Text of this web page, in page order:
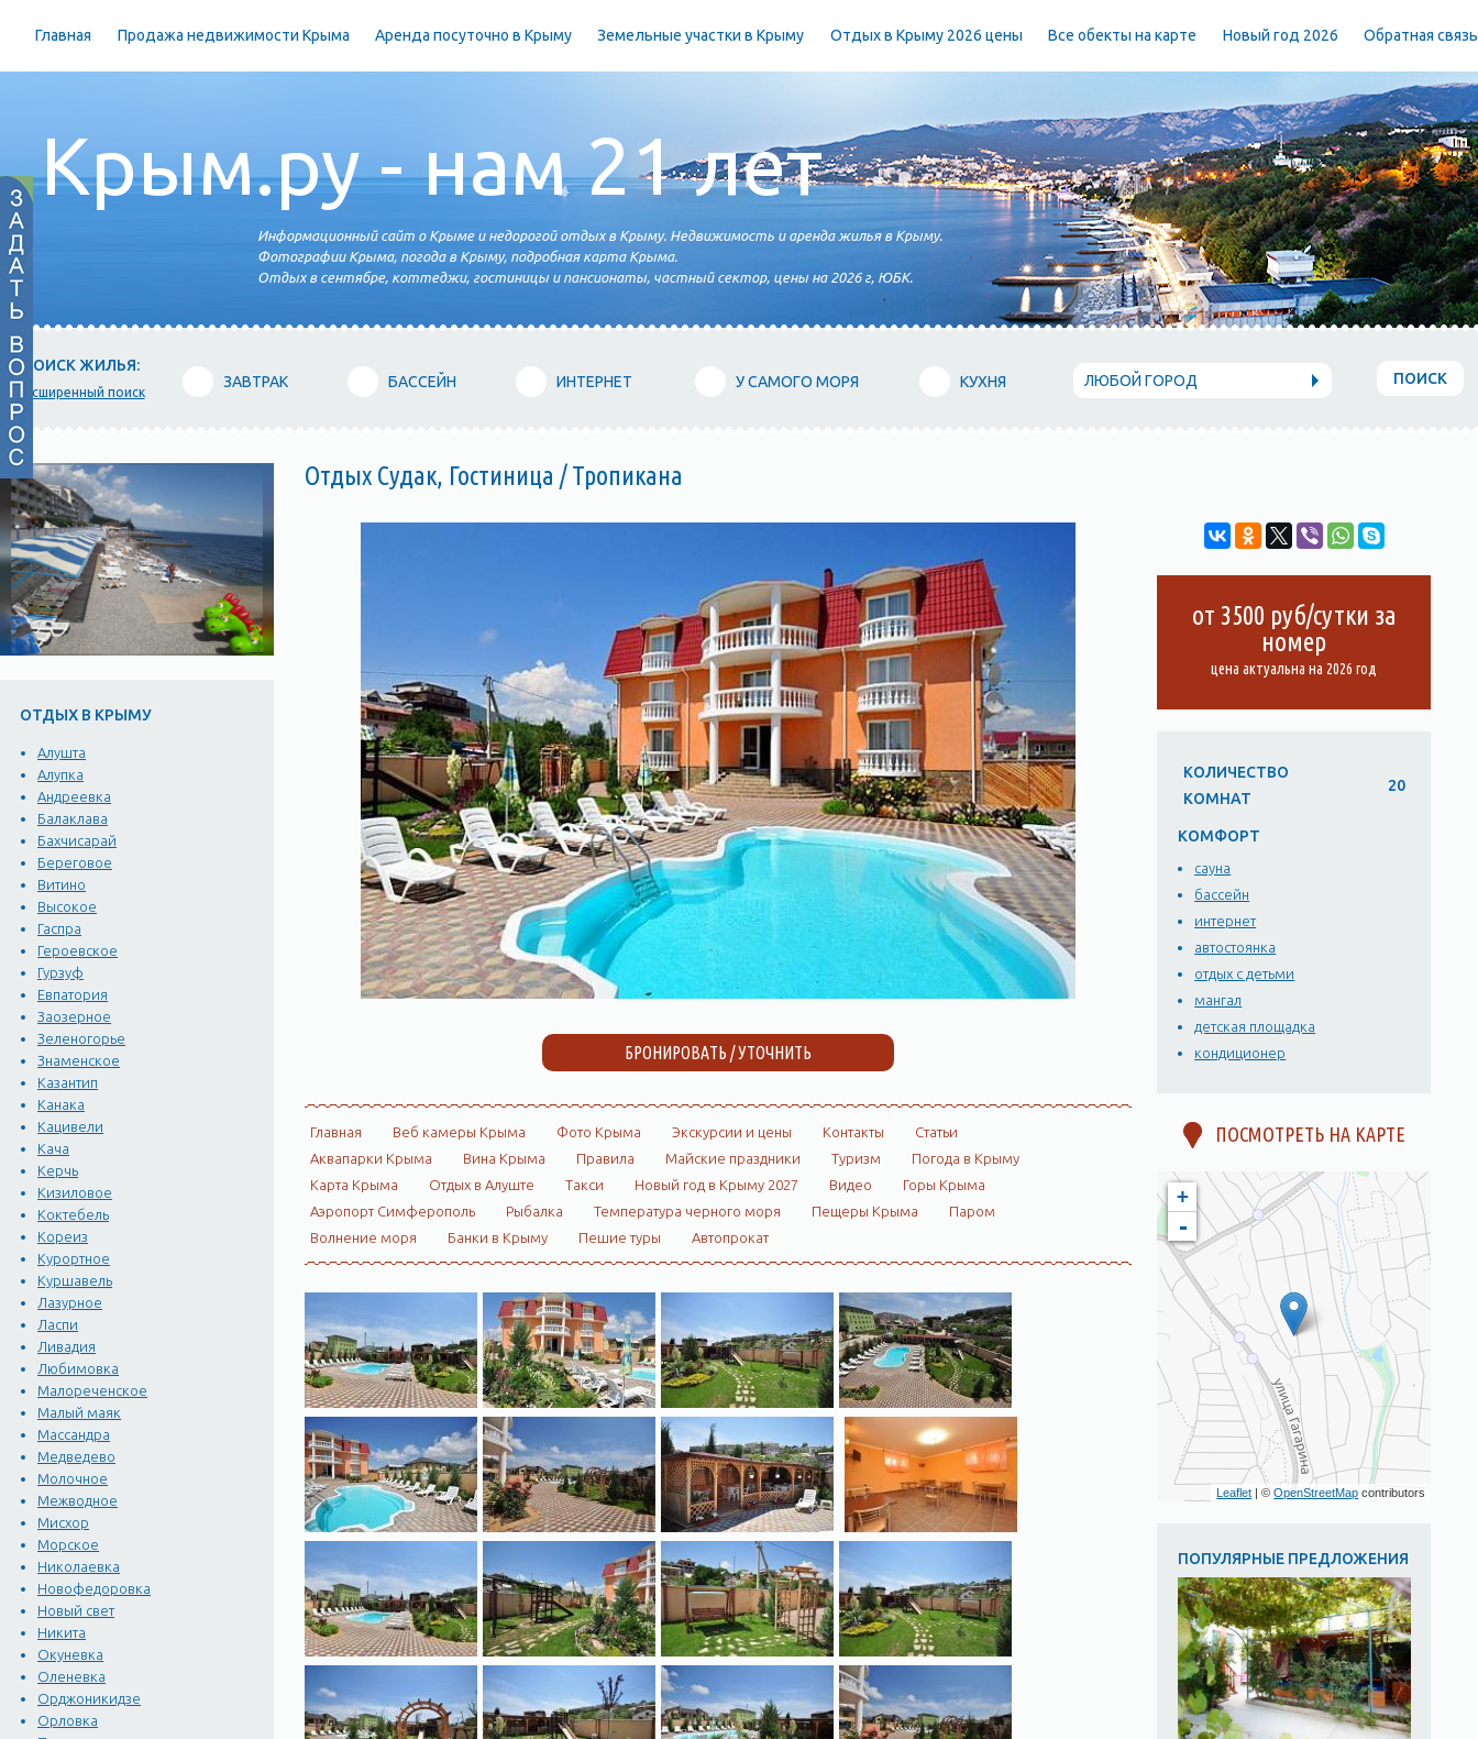
Главная Продажа недвижимости Крыма Аренда посуточно в Крыму Земельные участки в Крыму Отдых в Крыму 2026 цены Все обекты на карте Новый год 2026 Обратная связь
Крым.ру - нам 21 лет
Информационный сайт о Крыме и недорогой отдых в Крыму. Недвижимость и аренда жилья в Крыму.
Фотографии Крыма, погода в Крыму, подробная карта Крыма.
Отдых в сентябре, коттеджи, гостиницы и пансионаты, частный сектор, цены на 2026 г, ЮБК.
ПОИСК ЖИЛЬЯ:
расширенный поиск
ЗАВТРАК БАССЕЙН ИНТЕРНЕТ У САМОГО МОРЯ КУХНЯ ЛЮБОЙ ГОРОД ПОИСК
ОТДЫХ В КРЫМУ
Алушта
Алупка
Андреевка
Балаклава
Бахчисарай
Береговое
Витино
Высокое
Гаспра
Героевское
Гурзуф
Евпатория
Заозерное
Зеленогорье
Знаменское
Казантип
Канака
Кацивели
Кача
Керчь
Кизиловое
Коктебель
Кореиз
Курортное
Куршавель
Лазурное
Ласпи
Ливадия
Любимовка
Малореченское
Малый маяк
Массандра
Медведево
Молочное
Межводное
Мисхор
Морское
Николаевка
Новофедоровка
Новый свет
Никита
Окуневка
Оленевка
Орджоникидзе
Орловка
Отдых Судак, Гостиница / Тропикана
БРОНИРОВАТЬ / УТОЧНИТЬ
Главная Веб камеры Крыма Фото Крыма Экскурсии и цены Контакты
Статьи
Аквапарки Крыма
Вина Крыма Правила Майские праздники Туризм
Погода в Крыму
Карта Крыма
Отдых в Алуште Такси Новый год в Крыму 2027 Видео
Горы Крыма
Аэропорт Симферополь
Рыбалка Температура черного моря Пещеры Крыма
Паром
Волнение моря
Банки в Крыму Пешие туры Автопрокат
от 3500 руб/сутки за
номер
цена актуальна на 2026 год
КОЛИЧЕСТВО
КОМНАТ
20
КОМФОРТ
сауна
бассейн
интернет
автостоянка
отдых с детьми
мангал
детская площадка
кондиционер
ПОСМОТРЕТЬ НА КАРТЕ
+
-
Leaflet | ©OpenStreetMap contributors
ПОПУЛЯРНЫЕ ПРЕДЛОЖЕНИЯ